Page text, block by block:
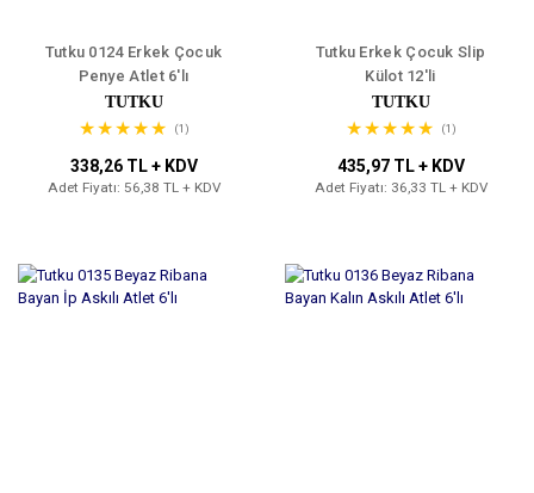
Tutku 0124 Erkek Çocuk
Penye Atlet 6'lı
TUTKU
(1)
338,26 TL + KDV
Adet Fiyatı: 56,38 TL + KDV
Tutku Erkek Çocuk Slip
Külot 12'li
TUTKU
(1)
435,97 TL + KDV
Adet Fiyatı: 36,33 TL + KDV